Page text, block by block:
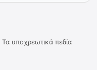
Τα υποχρεωτικά πεδία